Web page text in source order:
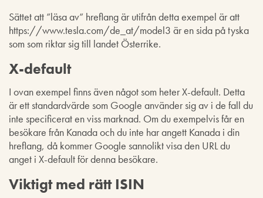
Sättet att ”läsa av” hreflang är utifrån detta exempel är att
https://www.tesla.com/de_at/model3 är en sida på tyska
som som riktar sig till landet Österrike.
X-default
I ovan exempel finns även något som heter X-default. Detta
är ett standardvärde som Google använder sig av i de fall du
inte specificerat en viss marknad. Om du exempelvis får en
besökare från Kanada och du inte har angett Kanada i din
hreflang, då kommer Google sannolikt visa den URL du
anget i X-default för denna besökare.
Viktigt med rätt ISIN